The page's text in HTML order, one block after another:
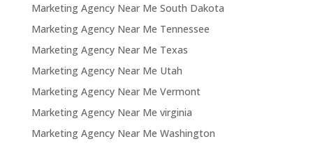
Marketing Agency Near Me South Dakota
Marketing Agency Near Me Tennessee
Marketing Agency Near Me Texas
Marketing Agency Near Me Utah
Marketing Agency Near Me Vermont
Marketing Agency Near Me virginia
Marketing Agency Near Me Washington